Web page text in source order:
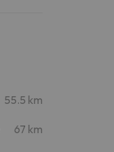
55.5 km
67 km